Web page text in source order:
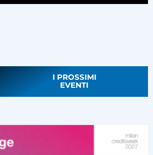
I PROSSIMI
EVENTI